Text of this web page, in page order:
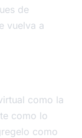
de
vuelva a
como la
como lo
como